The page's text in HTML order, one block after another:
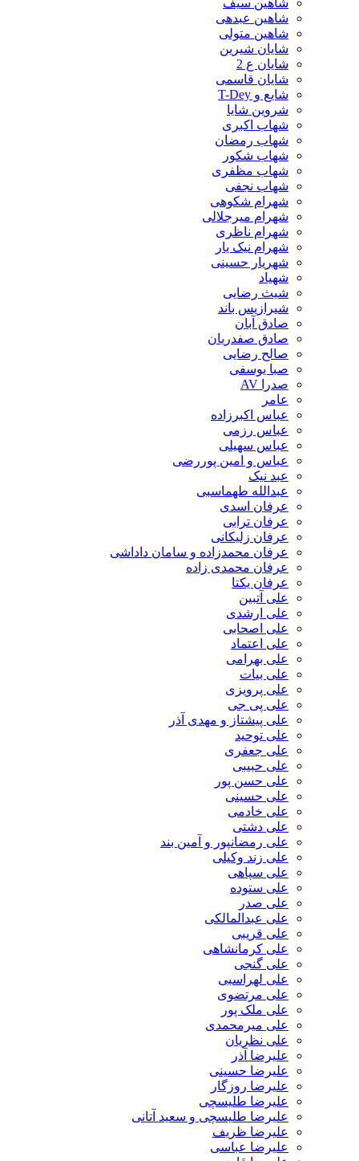
شاهین سیف
شاهین عبدهی
شاهین متولی
شایان شیرین
شایان ع 2
شایان قاسمی
شایع و T-Dey
شروین شایا
شهاب اکبری
شهاب رمضان
شهاب شکور
شهاب مظفری
شهاب نجفی
شهرام شکوهی
شهرام میرجلالی
شهرام ناظری
شهرام نیک یار
شهریار حسینی
شهیاد
شیث رضایی
شیرازیس باند
صادق آبان
صادق صفدریان
صالح رضایی
صبا یوسفی
صدرا AV
عامر
عباس اکبرزاده
عباس رزمی
عباس سهیلی
عباس و امین پوررضی
عبد نیک
عبدالله طهماسبی‎
عرفان اسدی
عرفان ترابی
عرفان زلیکانی
عرفان محمدزاده و سامان داداشی
عرفان محمدی زاده
عرفان یکتا
علی آتبین
علی ارشدی
علی اصحابی
علی اعتماد
علی بهرامی
علی بیات
علی پرویزی
علی پی جی
علی پیشتاز و مهدی آذر
علی توحید
علی جعفری
علی حبیبی
علی حسن پور
علی حسینی
علی خادمی
علی دشتی
علی رمضانپور و آمین بند
علی زند وکیلی
علی سپاهی
علی ستوده
علی صدر
علی عبدالمالکی
علی قریبی
علی کرمانشاهی
علی گنجی
علی لهراسبی
علی مرتضوی
علی ملک پور
علی میرمحمدی
علی نظریان
علیرضا آذر
علیرضا حسینی
علیرضا روزگار
علیرضا طلیسچی
علیرضا طلیسچی و سعید آتانی
علیرضا ظریف
علیرضا عباسی